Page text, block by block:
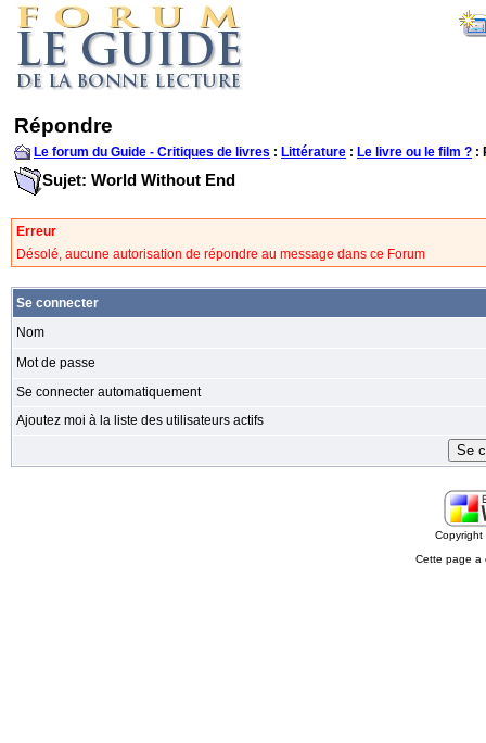
Répondre
Le forum du Guide - Critiques de livres : Littérature : Le livre ou le film ? :
Sujet: World Without End
Erreur
Désolé, aucune autorisation de répondre au message dans ce Forum
Se connecter
Nom
Mot de passe
Se connecter automatiquement
Ajoutez moi à la liste des utilisateurs actifs
Cette page a